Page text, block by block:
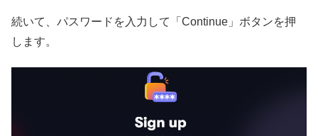
続いて、パスワードを入力して「Continue」ボタンを押
します。